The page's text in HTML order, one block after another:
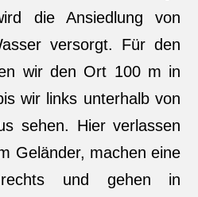
die Ansiedlung von
versorgt. Für den
wir den Ort 100 m in
wir links unterhalb von
sehen. Hier verlassen
Geländer, machen eine
und gehen in